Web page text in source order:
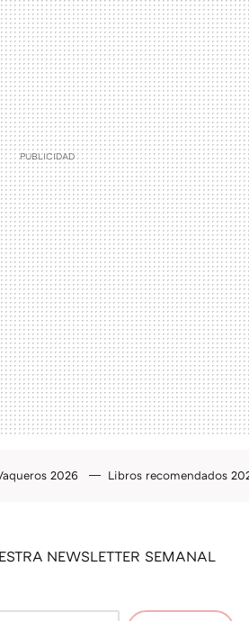
2026 Libros recomendados
NEWSLETTER SEMANAL